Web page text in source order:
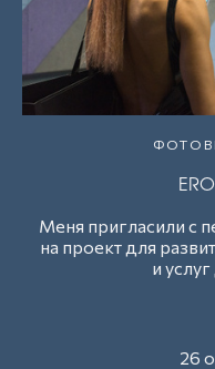
Меня пригласили с
на проект для
и
26